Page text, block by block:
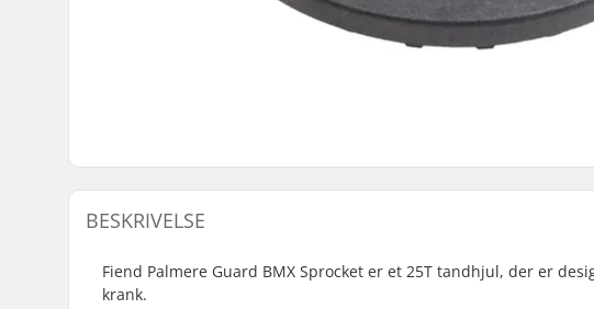
BESKRIVELSE
Fiend Palmere Guard BMX Sprocket er et 25T tandhjul, der er
krank.